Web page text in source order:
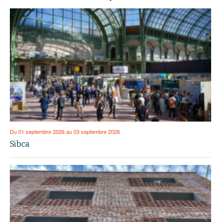
Du 01 septembre 2026 au 03 septembre 2026
Sibca